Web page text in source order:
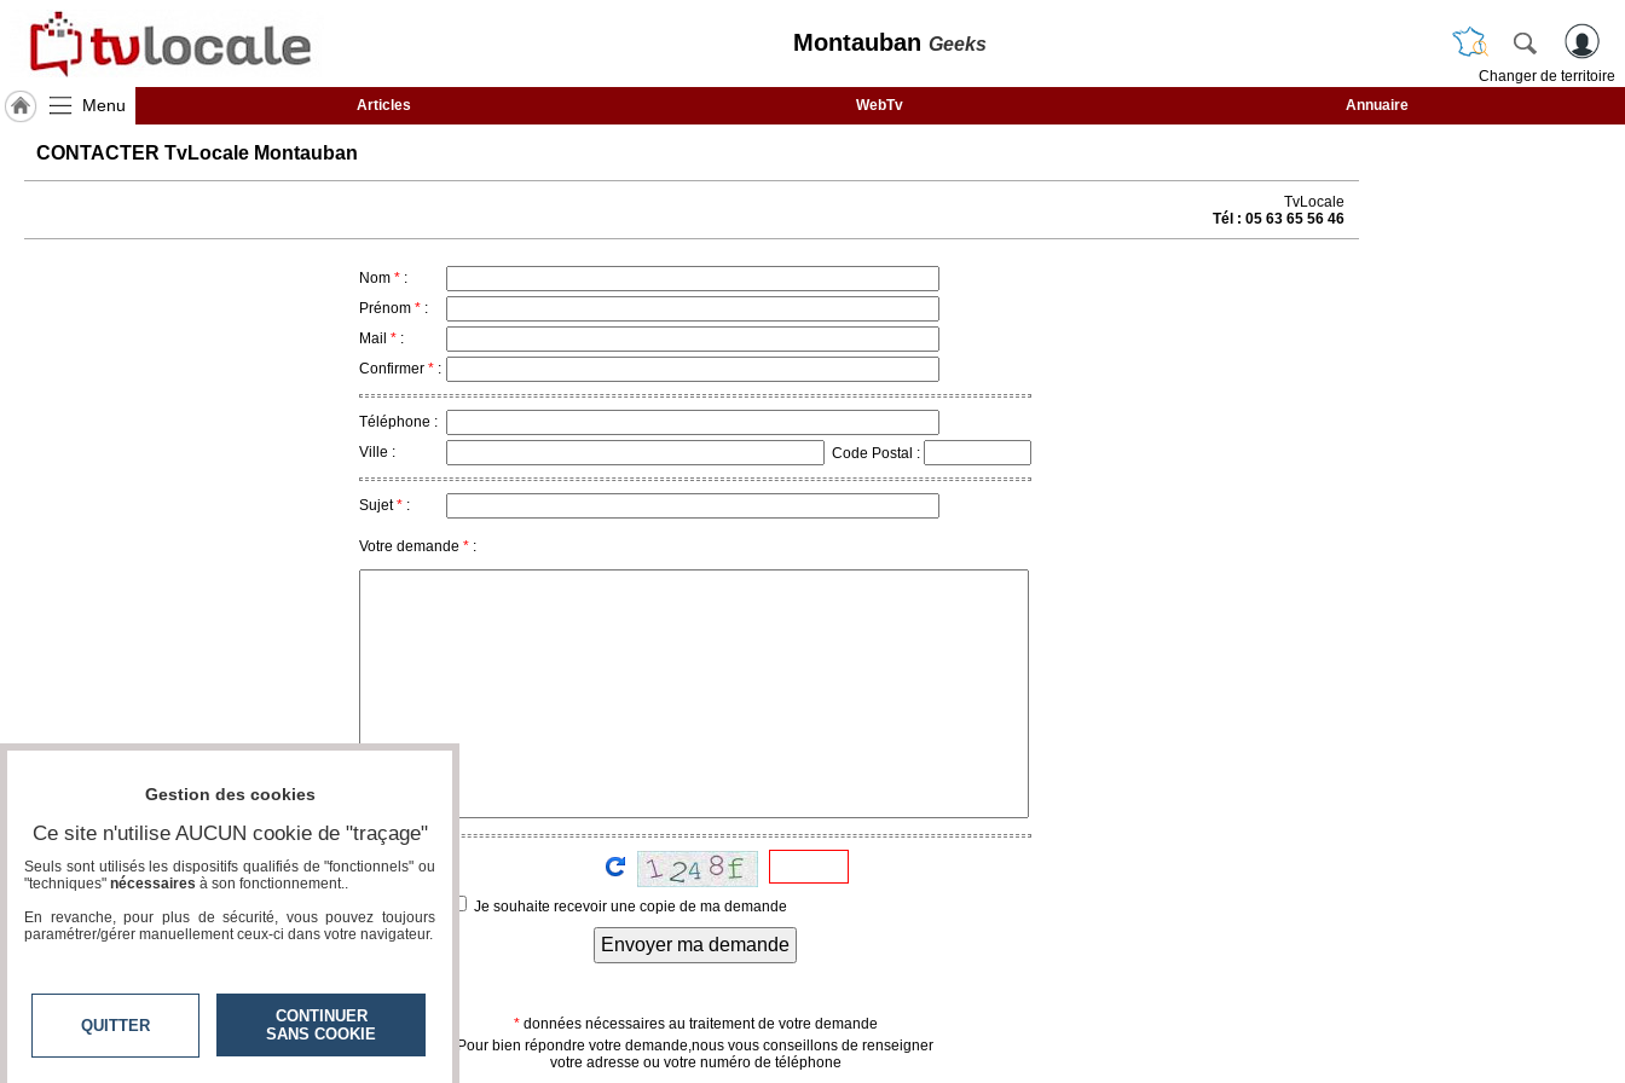
Montauban Geeks
Changer de territoire
Menu Articles WebTv Annuaire
J'adhère
Hulcoq
Montauban
Accès
éditeur
CONTACTER TvLocale Montauban
TvLocale
Tél : 05 63 65 56 46
Nom * :
Prénom * :
Mail * :
Confirmer * :
Téléphone :
Ville :
Code Postal :
Sujet* :
Votre demande * :
Je souhaite recevoir une copie de ma demande
Envoyer ma demande
*données nécessaires au traitement de votre demande
Pour bien répondre votre demande,nous vous conseillons de renseigner
votre adresse ou votre numéro de téléphone
Gestion des cookies
Ce site n'utilise AUCUN cookie de "traçage"
Seuls sont utilisés les dispositifs qualifiés de "fonctionnels" ou
"techniques" nécessaires à son fonctionnement..
En revanche, pour plus de sécurité, vous pouvez toujours
paramétrer/gérer manuellement ceux-ci dans votre navigateur.
QUITTER
CONTINUER
SANS COOKIE